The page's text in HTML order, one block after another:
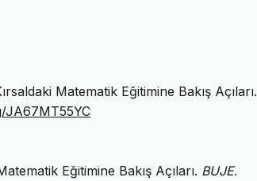
Matematik Eğitimine Bakış Açıları.
JA67MT55YC
Eğitimine Bakış Açıları. BUJE.